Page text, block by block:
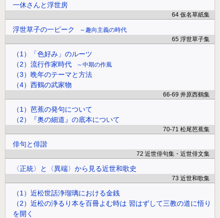
一休さんと浮世房
64 仮名草紙集
浮世草子の一ピーク
趣向主義の時代
65 浮世草子集
（1）「色好み」のルーツ
（2）流行作家時代
中期の作風
（3）晩年のテーマと方法
（4）西鶴の武家物
66-69 井原西鶴集
（1）芭蕉の発句について
（2）『奥の細道』の底本について
70-71 松尾芭蕉集
俳句と俳諧
72 近世俳句集・近世俳文集
〈正統〉と〈異端〉から見る近世和歌史
73 近世和歌集
（1）近松世話浄瑠璃における金銭
（2）近松の浄るり本を百冊よむ時は 習はずして三教の道に悟り
を開く